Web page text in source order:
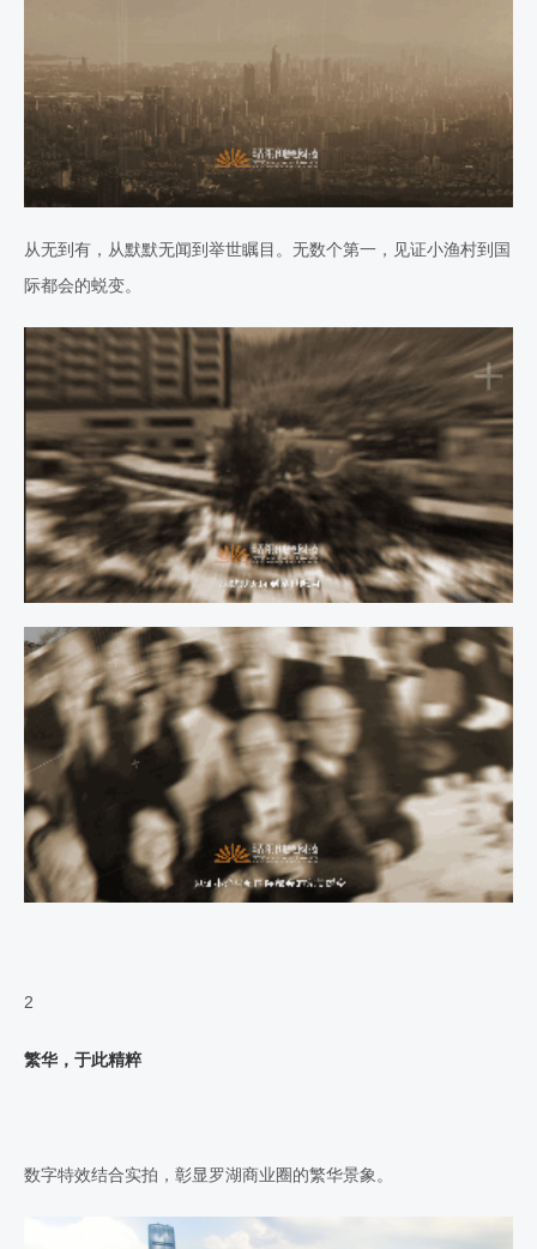
从无到有，从默默无闻到举世瞩目。无数个第一，见证小渔村到国
际都会的蜕变。
2
繁华，于此精粹
数字特效结合实拍，彰显罗湖商业圈的繁华景象。